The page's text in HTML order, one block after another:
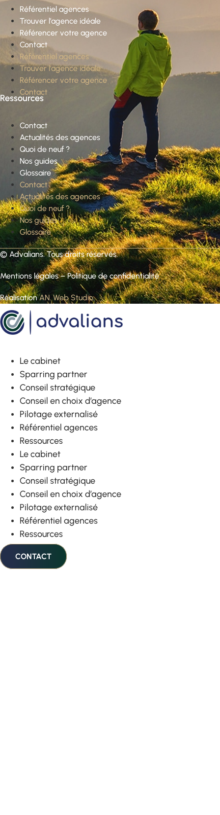
Référentiel agences
Trouver l’agence idéale
Référencer votre agence
Contact
Référentiel agences
Trouver l’agence idéale
Référencer votre agence
Contact
Ressources
Contact
Actualités des agences
Quoi de neuf ?
Nos guides
Glossaire
Contact
Actualités des agences
Quoi de neuf ?
Nos guides
Glossaire
© Advalians. Tous droits réservés.
Mentions légales–Politique de confidentialité
RéalisationAN. Web Studio.
Le cabinet
Sparring partner
Conseil stratégique
Conseil en choix d’agence
Pilotage externalisé
Référentiel agences
Ressources
Le cabinet
Sparring partner
Conseil stratégique
Conseil en choix d’agence
Pilotage externalisé
Référentiel agences
Ressources
CONTACT